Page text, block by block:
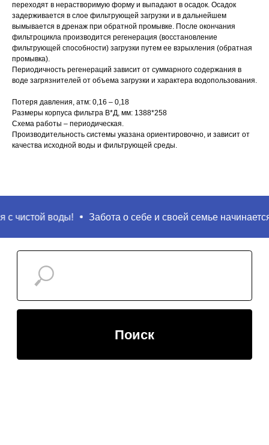
переходят в нерастворимую форму и выпадают в осадок. Осадок
задерживается в слое фильтрующей загрузки и в дальнейшем
вымывается в дренаж при обратной промывке. После окончания
фильтроцикла производится регенерация (восстановление
фильтрующей способности) загрузки путем ее взрыхления (обратная
промывка).
Периодичность регенераций зависит от суммарного содержания в
воде загрязнителей от объема загрузки и характера водопользования.
Потеря давления, атм: 0,16 – 0,18
Размеры корпуса фильтра В*Д, мм: 1388*258
Схема работы – периодическая.
Производительность системы указана ориентировочно, и зависит от
качества исходной воды и фильтрующей среды.
чистой воды! Забота о себе и своей семье начинается